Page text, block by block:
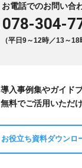
お電話でのお問い合
078-304-
（平日9～12時／13～18
導入事例集やガイド
無料でご活用いただ
お役立ち資料ダウンロ